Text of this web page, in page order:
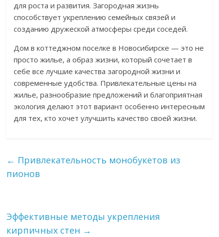
для роста и развития. Загородная жизнь
способствует укреплению семейных связей и
созданию дружеской атмосферы среди соседей.
Дом в коттеджном поселке в Новосибирске — это не
просто жилье, а образ жизни, который сочетает в
себе все лучшие качества загородной жизни и
современные удобства. Привлекательные цены на
жилье, разнообразие предложений и благоприятная
экология делают этот вариант особенно интересным
для тех, кто хочет улучшить качество своей жизни.
← Привлекательность монобукетов из
пионов
Эффективные методы укрепления
кирпичных стен →